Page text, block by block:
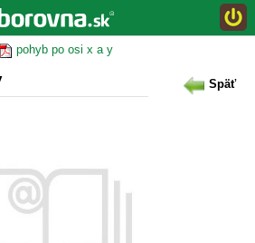
pohyb po osi x a y
Späť